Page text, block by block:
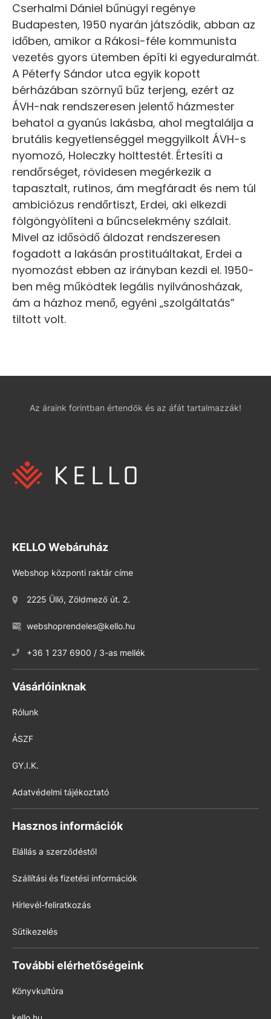
Cserhalmi Dániel bűnügyi regénye
Budapesten, 1950 nyarán játszódik, abban az
időben, amikor a Rákosi-féle kommunista
vezetés gyors ütemben építi ki egyeduralmát.
A Péterfy Sándor utca egyik kopott
bérházában szörnyű bűz terjeng, ezért az
ÁVH-nak rendszeresen jelentő házmester
behatol a gyanús lakásba, ahol megtalálja a
brutális kegyetlenséggel meggyilkolt ÁVH-s
nyomozó, Holeczky holttestét. Értesíti a
rendőrséget, rövidesen megérkezik a
tapasztalt, rutinos, ám megfáradt és nem túl
ambiciózus rendőrtiszt, Erdei, aki elkezdi
fölgöngyölíteni a bűncselekmény szálait.
Mivel az idősödő áldozat rendszeresen
fogadott a lakásán prostituáltakat, Erdei a
nyomozást ebben az irányban kezdi el. 1950-
ben még működtek legális nyilvánosházak,
ám a házhoz menő, egyéni „szolgáltatás”
tiltott volt.
Az áraink forintban értendők és az áfát tartalmazzák!
KELLO Webáruház
Webshop központi raktár címe
2225 Üllő, Zöldmező út. 2.
webshoprendeles@kello.hu
+36 1 237 6900 / 3-as mellék
Vásárlóinknak
Rólunk
ÁSZF
GY.I.K.
Adatvédelmi tájékoztató
Hasznos információk
Elállás a szerződéstől
Szállítási és fizetési információk
Hírlevél-feliratkozás
Sütikezelés
További elérhetőségeink
Könyvkultúra